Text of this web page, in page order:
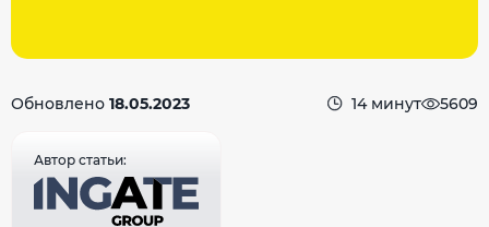
Обновлено 18.05.2023 14 минут 5609
Автор статьи: